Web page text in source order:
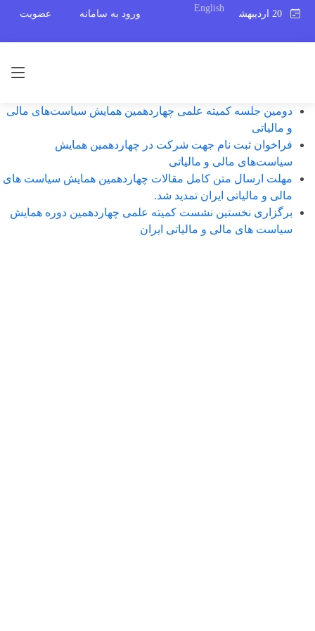
English
ورود به سامانه عضویت
دومین جلسه کمیته علمی چهاردهمین همایش سیاست‌های مالی
و مالیاتی
فراخوان ثبت نام جهت شرکت در چهاردهمین همایش
سیاست‌های مالی و مالیاتی
مهلت ارسال متن کامل مقالات چهاردهمین همایش سیاست های
مالی و مالیاتی ایران تمدید شد.
برگزاری نخستین نشست کمیته علمی چهاردهمین دوره همایش
سیاست های مالی و مالیاتی ایران